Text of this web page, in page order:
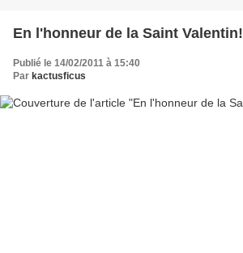
En l'honneur de la Saint Valentin!
Publié le 14/02/2011 à 15:40
Par kactusficus